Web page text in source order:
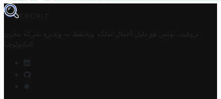
TROVIT
تروفيت تونس هو دليل أعمال تملكه وتحتفظ به وتديره
شركة مخزن
التكنولوجيا